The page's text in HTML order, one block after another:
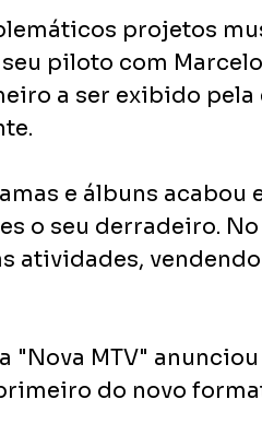
projetos
piloto com
a ser exibido
e álbuns acabou
o seu derradeiro. No
atividades,
"Nova MTV"
do novo